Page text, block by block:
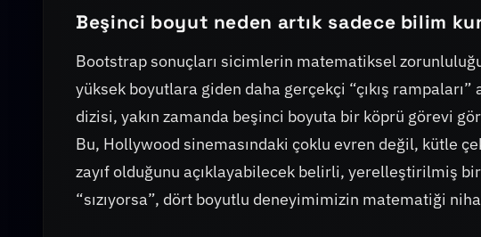
Beşinci boyut neden artık sadece bilim
Bootstrap sonuçları sicimlerin matematiksel
yüksek boyutlara giden daha gerçekçi “çıkış
dizisi, yakın zamanda beşinci boyuta bir köprü görevi
Bu, Hollywood sinemasındaki çoklu evren değil, kütle
zayıf olduğunu açıklayabilecek belirli, yerelleştirilmiş
“sızıyorsa”, dört boyutlu deneyimimizin matematiği